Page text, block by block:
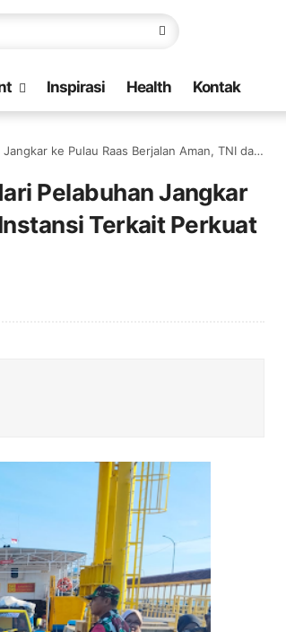
Inspirasi Health Kontak
Berjalan Aman, TNI dan Instansi Terkait Perkuat Pengamanan
Pelabuhan Jangkar
Terkait Perkuat